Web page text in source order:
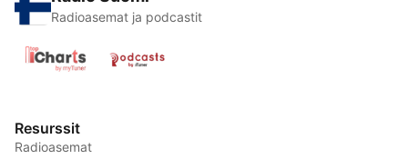
Radioasemat ja podcastit
Resurssit
Radioasemat